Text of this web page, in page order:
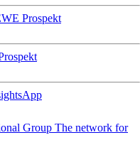
Prospekt
App
Group The network for